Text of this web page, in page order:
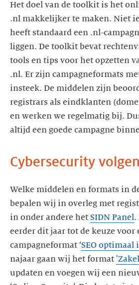
Het doel van de toolkit is het
.nl makkelijker te maken. Niet
heeft standaard een .nl-
liggen. De toolkit bevat
tools en tips voor het opzetten
.nl. Er zijn campagneformats
insteek. De middelen zijn
registrars als eindklanten
en werken we regelmatig bij.
altijd een goede campagne
Cybersecurity
Welke middelen en formats in
bepalen wij in overleg met
in onder andere het SIDN Panel.
eerder dit jaar tot de keuze voor
campagneformat ‘SEO optimaal
najaar gaan wij het format
updaten en voegen wij een